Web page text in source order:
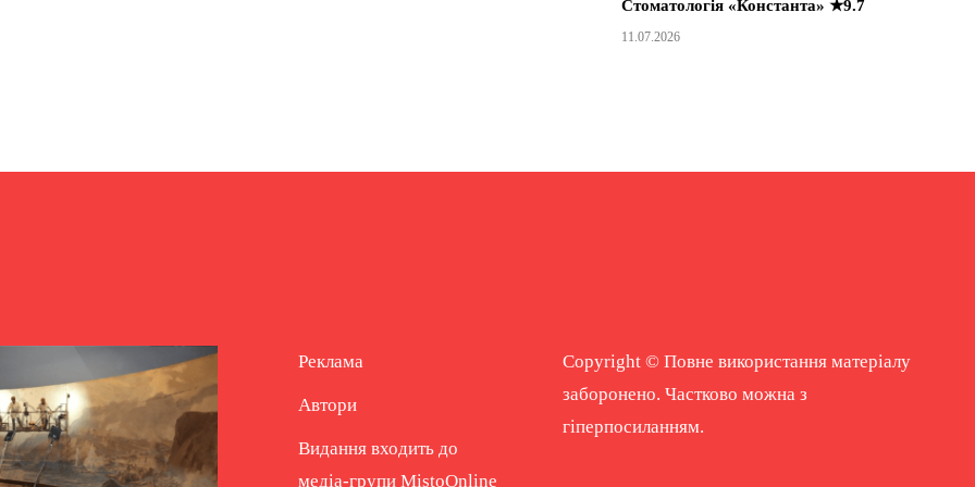
Стоматологія «Константа» ★9.7
11.07.2026
Реклама
Автори
Видання входить до
медіа-групи MistoOnline
Copyright © Повне використання матеріалу
заборонено. Частково можна з
гіперпосиланням.